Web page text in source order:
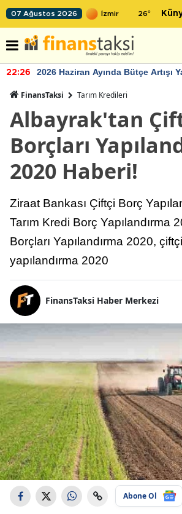
07 Ağustos 2026 26°
22:26 2026 Haziran Ayında Bütçe Artışı
FinansTaksi Tarım Kredileri
Albayrak'tan
Borçları
2020 Haberi!
Ziraat Bankası Çiftçi Borç
Tarım Kredi Borç Yapılandırma
Borçları Yapılandırma 2020,
yapılandırma 2020
FinansTaksi Haber Merkezi
Abone Ol